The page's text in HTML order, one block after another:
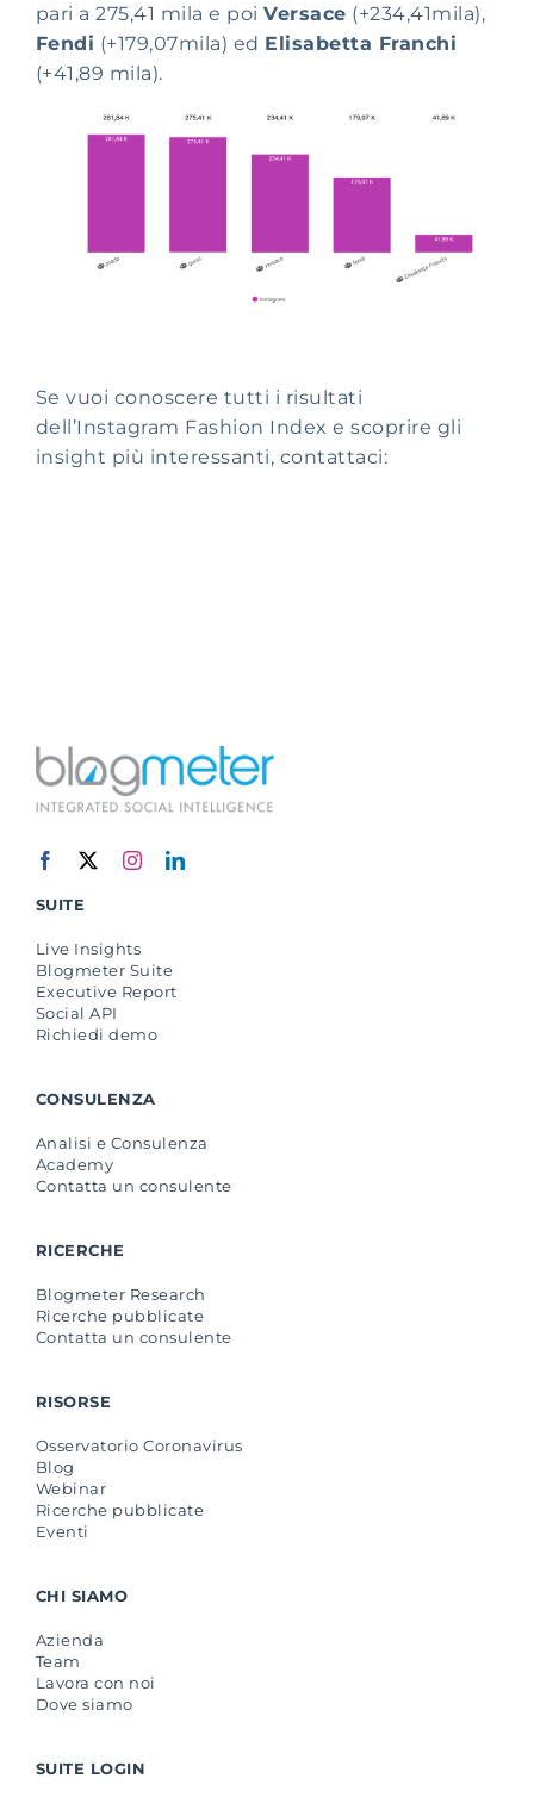
pari a 275,41 mila e poiVersace (+234,41mila),
Fendi (+179,07mila) ed Elisabetta Franchi
(+41,89 mila).
Se vuoi conoscere tutti i risultati
dell’Instagram Fashion Index e scoprire gli
insight più interessanti, contattaci:
SUITE
Live Insights
Blogmeter Suite
Executive Report
Social API
Richiedi demo
CONSULENZA
Analisi e Consulenza
Academy
Contatta un consulente
RICERCHE
Blogmeter Research
Ricerche pubblicate
Contatta un consulente
RISORSE
Osservatorio Coronavirus
Blog
Webinar
Ricerche pubblicate
Eventi
CHI SIAMO
Azienda
Team
Lavora con noi
Dove siamo
SUITE LOGIN